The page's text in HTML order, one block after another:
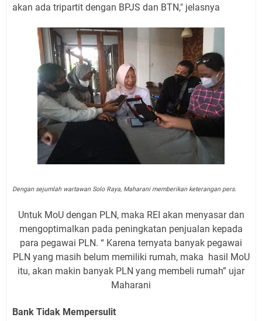
akan ada tripartit dengan BPJS dan BTN," jelasnya
Dengan sejumlah wartawan Solo Raya, Maharani memberikan keterangan pers.
Untuk MoU dengan PLN, maka REI akan menyasar dan
mengoptimalkan pada peningkatan penjualan kepada
para pegawai PLN. “ Karena ternyata banyak pegawai
PLN yang masih belum memiliki rumah, maka hasil MoU
itu, akan makin banyak PLN yang membeli rumah” ujar
Maharani
Bank Tidak Mempersulit